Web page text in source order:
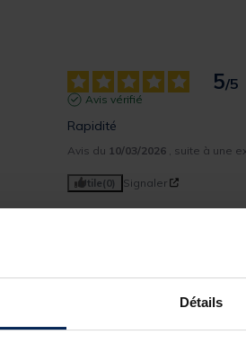
Détails
0
5/5
Avis vérifié
Rapidité
Avis du 10/03/2026 , suite à une
Utile(0) Signaler
répondu à vos
L’équipe Pacific Pêche